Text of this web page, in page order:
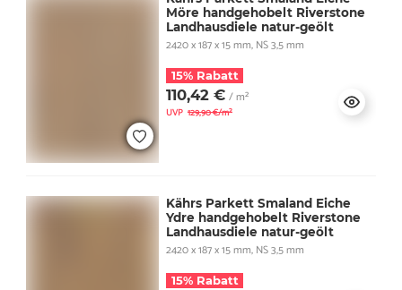
Möre handgehobelt Riverstone
Landhausdiele natur-geölt
2420 x 187 x 15 mm, NS 3,5 mm
15% Rabatt
110,42 € / m²
UVP 129,90 €/m²
Kährs Parkett Smaland Eiche
Ydre handgehobelt Riverstone
Landhausdiele natur-geölt
2420 x 187 x 15 mm, NS 3,5 mm
15% Rabatt